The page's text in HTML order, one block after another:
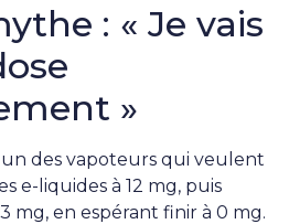
: « Je vais
»
un des vapoteurs qui veulent
e-liquides à 12 mg, puis
mg, en espérant finir à 0 mg.